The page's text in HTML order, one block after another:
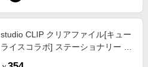
studio CLIP クリアファイル[キュー
ライスコラボ] ステーショナリー ホ